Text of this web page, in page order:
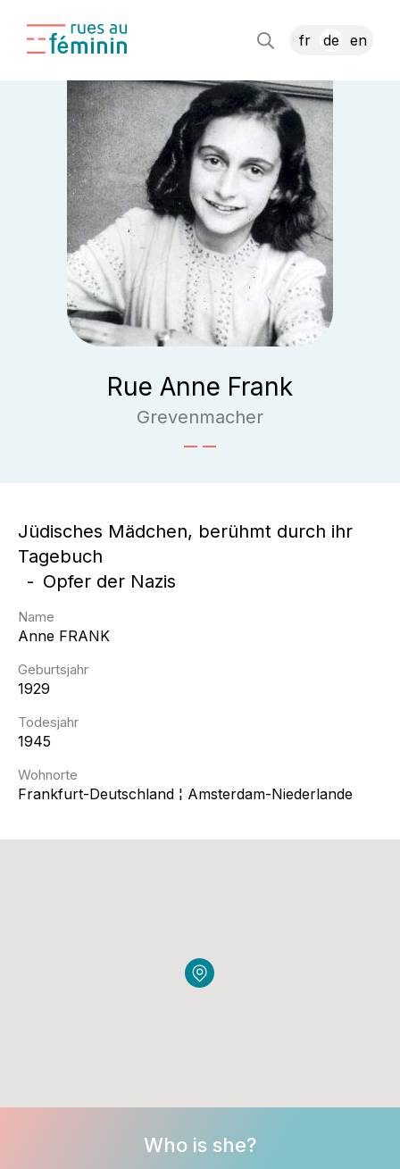
fr de en
Rue Anne Frank
Grevenmacher
Jüdisches Mädchen, berühmt durch ihr
Tagebuch
Opfer der Nazis
Name
Anne FRANK
Geburtsjahr
1929
Todesjahr
1945
Wohnorte
Frankfurt-Deutschland ¦ Amsterdam-Niederlande
Who is she?